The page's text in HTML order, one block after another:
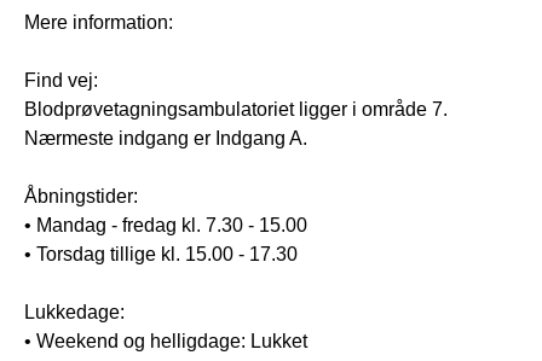
Mere information:
Find vej:
Blodprøvetagningsambulatoriet ligger i område 7.
Nærmeste indgang er Indgang A.
Åbningstider:
• Mandag - fredag kl. 7.30 - 15.00
• Torsdag tillige kl. 15.00 - 17.30
Lukkedage:
• Weekend og helligdage: Lukket